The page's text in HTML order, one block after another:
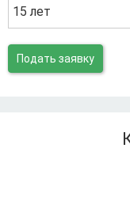
15 лет
Подать заявку